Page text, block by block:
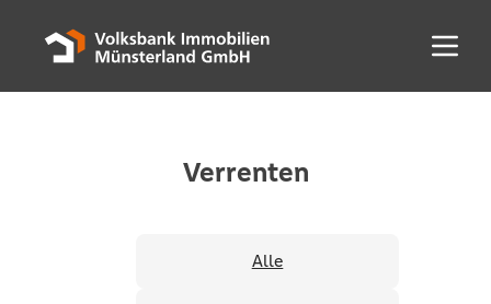
Menü
Verrenten
Alle